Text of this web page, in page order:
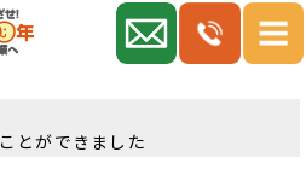
とができました